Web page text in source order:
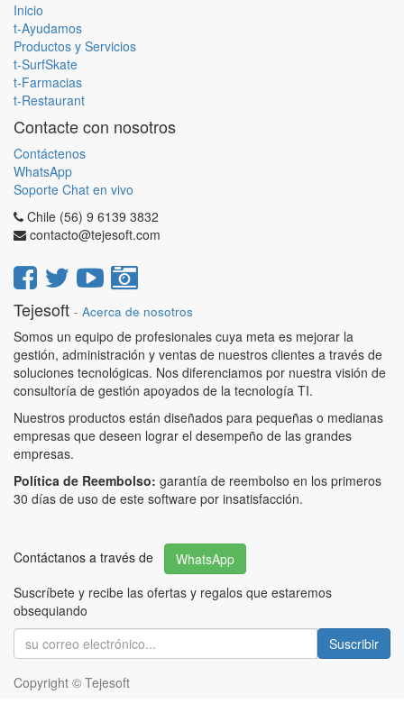
Inicio
t-Ayudamos
Productos y Servicios
t-SurfSkate
t-Farmacias
t-Restaurant
Contacte con nosotros
Contáctenos
WhatsApp
Soporte Chat en vivo
Chile (56) 9 6139 3832
contacto@tejesoft.com
Tejesoft - Acerca de nosotros
Somos un equipo de profesionales cuya meta es mejorar la
gestión, administración y ventas de nuestros clientes a través de
soluciones tecnológicas. Nos diferenciamos por nuestra visión de
consultoría de gestión apoyados de la tecnología TI.
Nuestros productos están diseñados para pequeñas o medianas
empresas que deseen lograr el desempeño de las grandes
empresas.
Política de Reembolso: garantía de reembolso en los primeros
30 días de uso de este software por insatisfacción.
Contáctanos a través de
WhatsApp
Suscríbete y recibe las ofertas y regalos que estaremos
obsequiando
Suscribir
Copyright © Tejesoft